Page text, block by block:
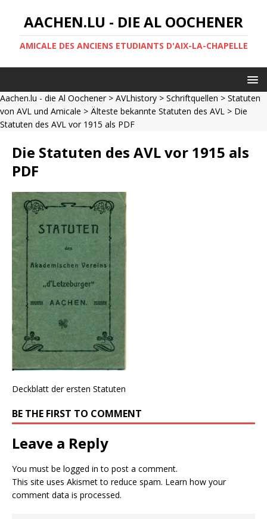
AACHEN.LU - DIE AL OOCHENER
AMICALE DES ANCIENS ETUDIANTS D'AIX-LA-CHAPELLE
Aachen.lu - die Al Oochener> AVLhistory > Schriftquellen > Statuten
von AVL und Amicale > Älteste bekannte Statuten des AVL > Die
Statuten des AVL vor 1915 als PDF
Die Statuten des AVL vor 1915 als
PDF
Deckblatt der ersten Statuten
BE THE FIRST TO COMMENT
Leave a Reply
You must be logged in to post a comment.
This site uses Akismet to reduce spam. Learn how your
comment data is processed.